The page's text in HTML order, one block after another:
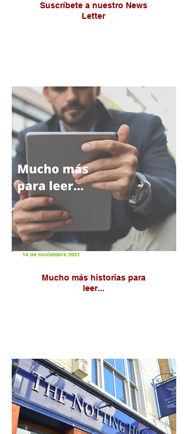
Suscríbete a nuestro News
Letter
14 de noviembre 2021
Mucho más historias para
leer...